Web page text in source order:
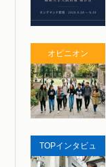
オピニオン
TOPインタビュ